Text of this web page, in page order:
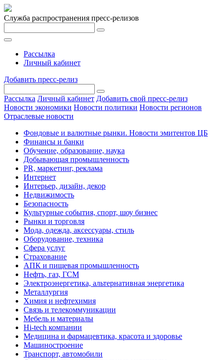
Служба распространения пресс-релизов
Рассылка
Личный кабинет
Добавить пресс-релиз
Рассылка Личный кабинет Добавить свой пресс-релиз
Новости экономики Новости политики Новости регионов
Отраслевые новости
Фондовые и валютные рынки. Новости эмитентов ЦБ
Финансы и банки
Обучение, образование, наука
Добывающая промышленность
PR, маркетинг, реклама
Интернет
Интерьер, дизайн, декор
Недвижимость
Безопасность
Культурные события, спорт, шоу бизнес
Рынки и торговля
Мода, одежда, аксессуары, стиль
Оборудование, техника
Сфера услуг
Страхование
АПК и пищевая промышленность
Нефть, газ, ГСМ
Электроэнергетика, альтернативная энергетика
Металлургия
Химия и нефтехимия
Связь и телекоммуникации
Мебель и материалы
Hi-tech компании
Медицина и фармацевтика, красота и здоровье
Машиностроение
Транспорт, автомобили